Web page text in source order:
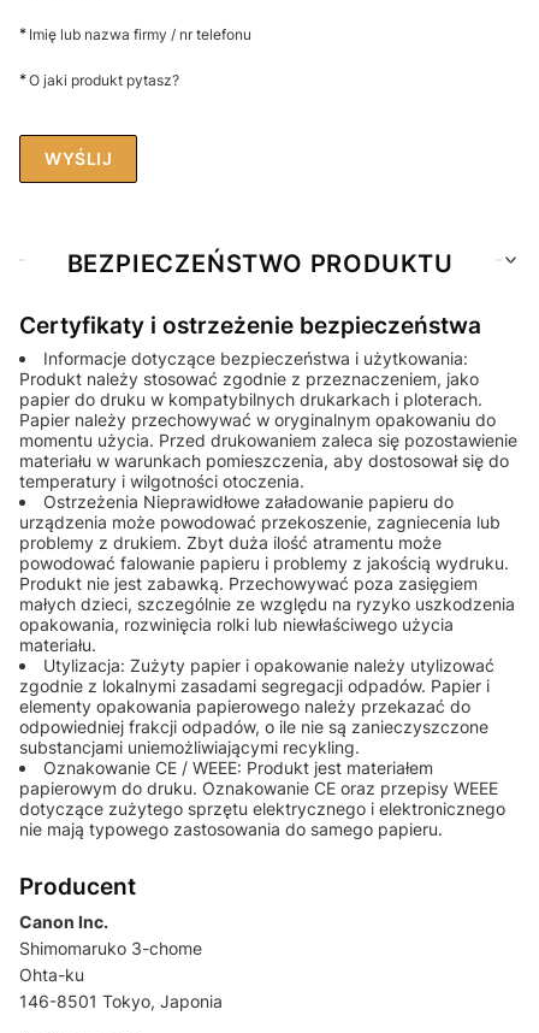
* Imię lub nazwa firmy / nr telefonu
*O jaki produkt pytasz?
WYŚLIJ
BEZPIECZEŃSTWO PRODUKTU
Certyfikaty i ostrzeżenie bezpieczeństwa
Informacje dotyczące bezpieczeństwa i użytkowania:
Produkt należy stosować zgodnie z przeznaczeniem, jako
papier do druku w kompatybilnych drukarkach i ploterach.
Papier należy przechowywać w oryginalnym opakowaniu do
momentu użycia. Przed drukowaniem zaleca się pozostawienie
materiału w warunkach pomieszczenia, aby dostosował się do
temperatury i wilgotności otoczenia.
Ostrzeżenia Nieprawidłowe załadowanie papieru do
urządzenia może powodować przekoszenie, zagniecenia lub
problemy z drukiem. Zbyt duża ilość atramentu może
powodować falowanie papieru i problemy z jakością wydruku.
Produkt nie jest zabawką. Przechowywać poza zasięgiem
małych dzieci, szczególnie ze względu na ryzyko uszkodzenia
opakowania, rozwinięcia rolki lub niewłaściwego użycia
materiału.
Utylizacja: Zużyty papier i opakowanie należy utylizować
zgodnie z lokalnymi zasadami segregacji odpadów. Papier i
elementy opakowania papierowego należy przekazać do
odpowiedniej frakcji odpadów, o ile nie są zanieczyszczone
substancjami uniemożliwiającymi recykling.
Oznakowanie CE / WEEE: Produkt jest materiałem
papierowym do druku. Oznakowanie CE oraz przepisy WEEE
dotyczące zużytego sprzętu elektrycznego i elektronicznego
nie mają typowego zastosowania do samego papieru.
Producent
Canon Inc.
Shimomaruko 3-chome
Ohta-ku
146-8501 Tokyo, Japonia